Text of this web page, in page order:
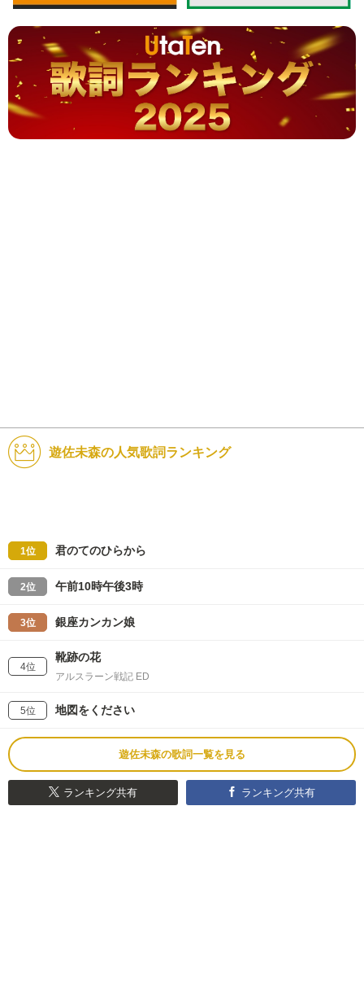
遊佐未森の人気歌詞ランキング
1位 君のてのひらから
2位 午前10時午後3時
3位 銀座カンカン娘
4位
靴跡の花
アルスラーン戦記 ED
5位 地図をください
遊佐未森の歌詞一覧を見る
ランキング共有 ランキング共有